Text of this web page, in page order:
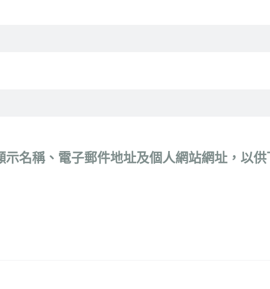
示名稱、電子郵件地址及個人網站網址，以